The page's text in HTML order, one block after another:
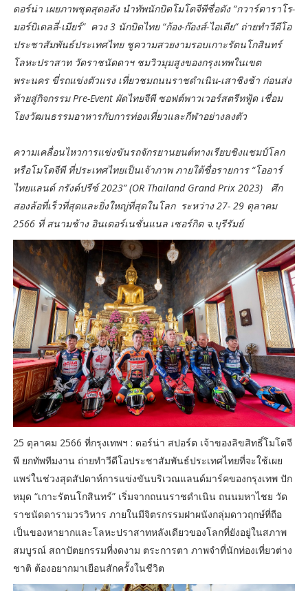
ดอร์น่า เผยภาพชุดสุดอลัง นำทัพนักบิดโมโตจีพีชื่อดัง “กวาร์ตาราโร-
มอร์บิเดลลี่-เมียร์” ควง 3 นักบิดไทย “ก้อง-ก๊องส์-ไอเดีย” ถ่ายทำวีดีโอ
ประชาสัมพันธ์ประเทศไทย ชูความสวยงามรอบเกาะรัตนโกสินทร์
โลหะปราสาท วัดราชนัดดาฯ ชมวิวมุมสูงของกรุงเทพในเขต
พระนคร ขี่รถแข่งตัวแรง เที่ยวชมถนนราชดำเนิน-เสาชิงช้า ก่อนส่ง
ท้ายสู่กิจกรรม Pre-Event ผัดไทยจีพี ซอฟต์พาวเวอร์สตรีทฟู้ด เชื่อม
โยงวัฒนธรรมอาหารกับการท่องเที่ยวและกีฬาอย่างลงตัว
ความเคลื่อนไหวการแข่งขันรถจักรยานยนต์ทางเรียบชิงแชมป์โลก
หรือโมโตจีพี ที่ประเทศไทยเป็นเจ้าภาพ ภายใต้ชื่อรายการ “โออาร์
ไทยแลนด์ กรังด์ปรีซ์ 2023” (OR Thailand Grand Prix 2023) ศึก
สองล้อที่เร็วที่สุดและยิ่งใหญ่ที่สุดในโลก ระหว่าง 27- 29 ตุลาคม
2566 ที่ สนามช้าง อินเตอร์เนชั่นแนล เซอร์กิต จ.บุรีรัมย์
25 ตุลาคม 2566 ที่กรุงเทพฯ : ดอร์น่า สปอร์ต เจ้าของลิขสิทธิ์โมโตจี
พี ยกทัพทีมงาน ถ่ายทำวีดีโอประชาสัมพันธ์ประเทศไทยที่จะใช้เผย
แพร่ในช่วงสุดสัปดาห์การแข่งขันบริเวณแลนด์มาร์คของกรุงเทพ ปัก
หมุด “เกาะรัตนโกสินทร์” เริ่มจากถนนราชดำเนิน ถนนมหาไชย วัด
ราชนัดดารามวรวิหาร ภายในมีจิตรกรรมฝาผนังกลุ่มดาวฤกษ์ที่ถือ
เป็นของหายากและโลหะปราสาทหลังเดียวของโลกที่ยังอยู่ในสภาพ
สมบูรณ์ สถาปัตยกรรมที่งดงาม ตระการตา ภาพจำที่นักท่องเที่ยวต่าง
ชาติ ต้องอยากมาเยือนสักครั้งในชีวิต